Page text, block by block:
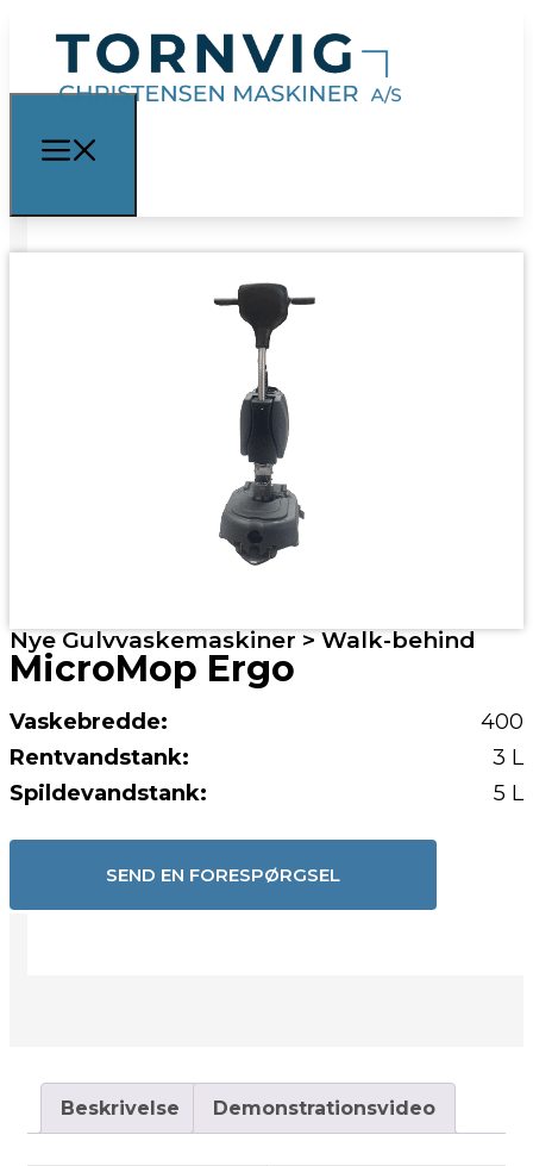
Nye Gulvvaskemaskiner > Walk-behind
MicroMop Ergo
Vaskebredde:
400
Rentvandstank:
3 L
Spildevandstank:
5 L
SEND EN FORESPØRGSEL
Beskrivelse Demonstrationsvideo